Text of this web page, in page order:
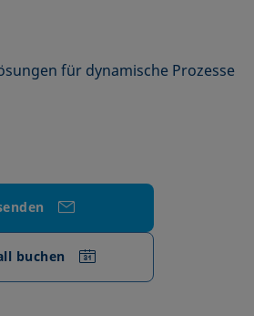
für dynamische Prozesse
buchen